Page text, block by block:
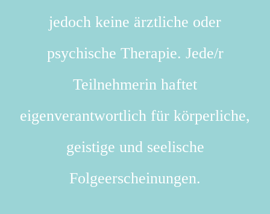
jedoch keine ärztliche oder
psychische Therapie. Jede/r
Teilnehmerin haftet
eigenverantwortlich für körperliche,
geistige und seelische
Folgeerscheinungen.